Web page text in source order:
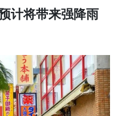
计将带来强降雨